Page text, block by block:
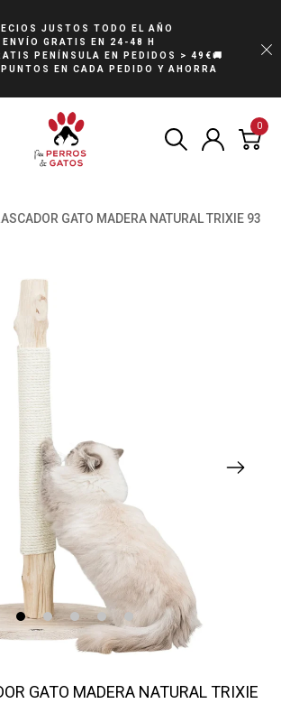
JUSTOS TODO EL AÑO
ENVÍO GRATIS EN 24-48 H
PENÍNSULA EN PEDIDOS > 49€🚚
EN CADA PEDIDO Y AHORRA
0
GATO MADERA NATURAL TRIXIE 93
1 2 3 4 5
GATO MADERA NATURAL TRIXIE